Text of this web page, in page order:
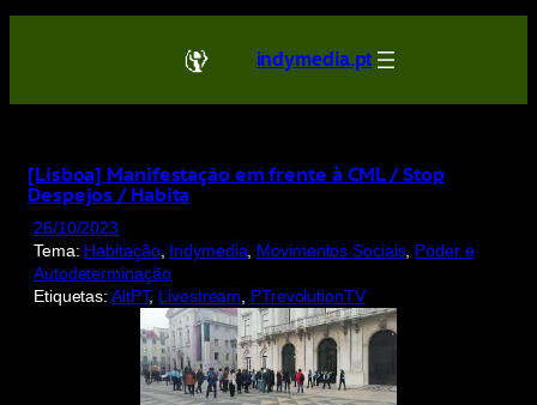
Saltar
conteúdo
indymedia.pt
[Lisboa] Manifestação em frente à CML / Stop
Despejos / Habita
26/10/2023
Tema: Habitação, Indymedia, Movimentos Sociais, Poder e
Autodeterminação
Etiquetas: AltPT, Livestream, PTrevolutionTV